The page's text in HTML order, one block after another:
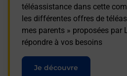
téléassistance dans cette
les différentes offres de
mes parents » proposées par
répondre à vos besoins
Je découvre